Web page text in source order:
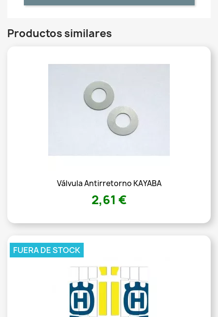
Productos similares
Válvula Antirretorno KAYABA
2,61 €
FUERA DE STOCK